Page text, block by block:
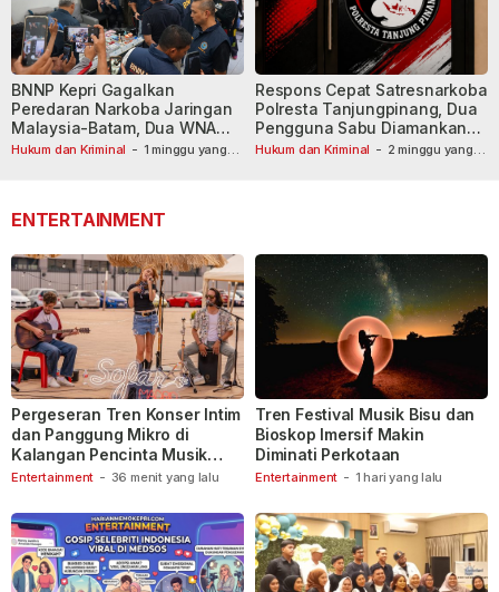
Hukum dan Kriminal - 1 minggu yang
BNNP Kepri Gagalkan
Peredaran Narkoba Jaringan
Malaysia-Batam, Dua WNA
Masih Diburu
Hukum dan Kriminal - 2 minggu yang
Respons Cepat Satresnarkoba
Polresta Tanjungpinang, Dua
Pengguna Sabu Diamankan
Usai Dilaporkan ke Call Center
ENTERTAINMENT
Entertainment - 36 menit yang lalu
Pergeseran Tren Konser Intim
dan Panggung Mikro di
Kalangan Pencinta Musik
Indonesia
Entertainment - 1 hari yang lalu
Tren Festival Musik Bisu dan
Bioskop Imersif Makin
Diminati Perkotaan